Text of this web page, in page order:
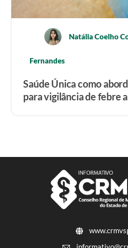
Natália Coelho
Fernandes
Saúde Única como
para vigilância de febre